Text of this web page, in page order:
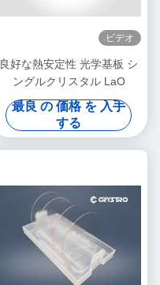
ビデオ
良好な熱安定性 光学基板 シ
ングルクリスタル LaO
最良 の 価格 を 入手
する